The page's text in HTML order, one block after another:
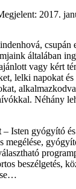
2017.
csupán
általában
vagy kért
lelki napokat
Néhány
– Isten gyógyító
megélése,
beszélgetés,